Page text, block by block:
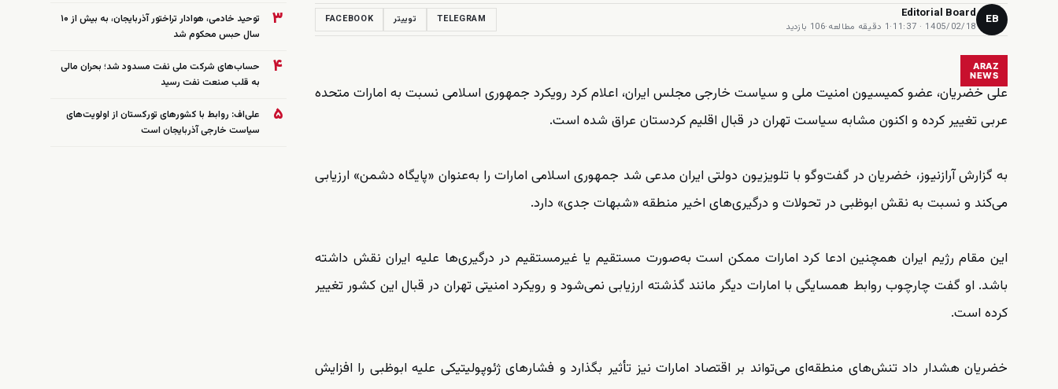
EB
Editorial Board
1405/02/18 · 11:37
·1 دقیقه مطالعه ·106 بازدید
TELEGRAM توییتر FACEBOOK
ARAZ
NEWS
علی خضریان، عضو کمیسیون امنیت ملی و سیاست خارجی مجلس ایران، اعلام کرد رویکرد جمهوری اسلامی نسبت به امارات متحده
عربی تغییر کرده و اکنون مشابه سیاست تهران در قبال اقلیم کردستان عراق شده است.
به گزارش آرازنیوز، خضریان در گفت‌وگو با تلویزیون دولتی ایران مدعی شد جمهوری اسلامی امارات را به‌عنوان «پایگاه دشمن» ارزیابی
می‌کند و نسبت به نقش ابوظبی در تحولات و درگیری‌های اخیر منطقه «شبهات جدی» دارد.
این مقام رژیم ایران همچنین ادعا کرد امارات ممکن است به‌صورت مستقیم یا غیرمستقیم در درگیری‌ها علیه ایران نقش داشته
باشد. او گفت چارچوب روابط همسایگی با امارات دیگر مانند گذشته ارزیابی نمی‌شود و رویکرد امنیتی تهران در قبال این کشور تغییر
کرده است.
خضریان هشدار داد تنش‌های منطقه‌ای می‌تواند بر اقتصاد امارات نیز تأثیر بگذارد و فشارهای ژئوپولیتیکی علیه ابوظبی را افزایش
۳
توحید خادمی، هوادار تراختور آذربایجان، به بیش از ۱۰
سال حبس محکوم شد
۴
حساب‌های شرکت ملی نفت مسدود شد؛ بحران مالی
به قلب صنعت نفت رسید
۵
علی‌اف: روابط با کشورهای تورکستان از اولویت‌های
سیاست خارجی آذربایجان است